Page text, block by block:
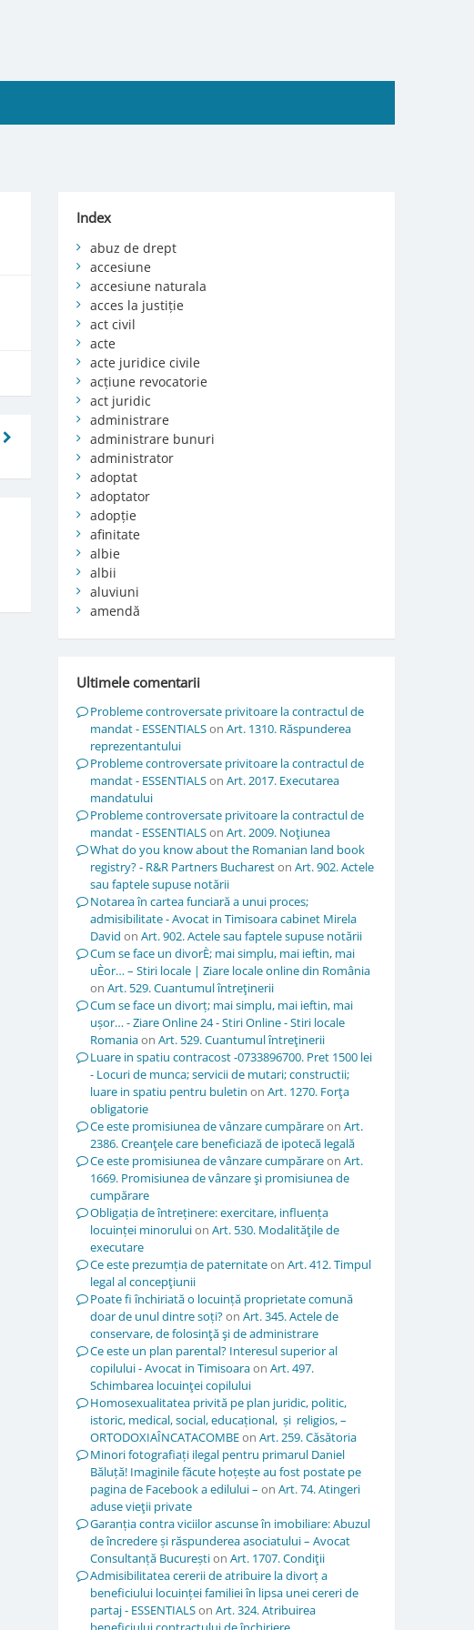
Index
abuz de drept
accesiune
accesiune naturala
acces la justiție
act civil
acte
acte juridice civile
acțiune revocatorie
act juridic
administrare
administrare bunuri
administrator
adoptat
adoptator
adopție
afinitate
albie
albii
aluviuni
amendă
Ultimele comentarii
Probleme controversate privitoare la contractul de
mandat - ESSENTIALSon Art. 1310. Răspunderea
reprezentantului
Probleme controversate privitoare la contractul de
mandat - ESSENTIALSon Art. 2017. Executarea
mandatului
Probleme controversate privitoare la contractul de
mandat - ESSENTIALSon Art. 2009. Noţiunea
What do you know about the Romanian land book
registry? - R&R Partners Buchareston Art. 902. Actele
sau faptele supuse notării
Notarea în cartea funciară a unui proces;
admisibilitate - Avocat in Timisoara cabinet Mirela
David on Art. 902. Actele sau faptele supuse notării
Cum se face un divorÈ; mai simplu, mai ieftin, mai
uÈor… – Stiri locale | Ziare locale online din România
on Art. 529. Cuantumul întreţinerii
Cum se face un divorț; mai simplu, mai ieftin, mai
ușor… - Ziare Online 24 - Stiri Online - Stiri locale
Romaniaon Art. 529. Cuantumul întreţinerii
Luare in spatiu contracost -0733896700. Pret 1500 lei
- Locuri de munca; servicii de mutari; constructii;
luare in spatiu pentru buletin on Art. 1270. Forţa
obligatorie
Ce este promisiunea de vânzare cumpărareon Art.
2386. Creanţele care beneficiază de ipotecă legală
Ce este promisiunea de vânzare cumpărareon Art.
1669. Promisiunea de vânzare şi promisiunea de
cumpărare
Obligația de întreținere: exercitare, influența
locuinței minoruluion Art. 530. Modalităţile de
executare
Ce este prezumția de paternitateon Art. 412. Timpul
legal al concepţiunii
Poate fi închiriată o locuință proprietate comună
doar de unul dintre soți?on Art. 345. Actele de
conservare, de folosinţă şi de administrare
Ce este un plan parental? Interesul superior al
copilului - Avocat in Timisoaraon Art. 497.
Schimbarea locuinţei copilului
Homosexualitatea privită pe plan juridic, politic,
istoric, medical, social, educațional, și religios, –
ORTODOXIAÎNCATACOMBEon Art. 259. Căsătoria
Minori fotografiați ilegal pentru primarul Daniel
Băluță! Imaginile făcute hoțește au fost postate pe
pagina de Facebook a edilului – on Art. 74. Atingeri
aduse vieţii private
Garanția contra viciilor ascunse în imobiliare: Abuzul
de încredere și răspunderea asociatului – Avocat
Consultanță Bucureștion Art. 1707. Condiţii
Admisibilitatea cererii de atribuire la divorț a
beneficiului locuinței familiei în lipsa unei cereri de
partaj - ESSENTIALSon Art. 324. Atribuirea